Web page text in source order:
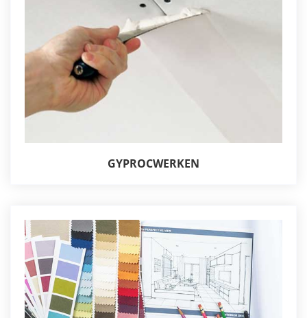
GYPROCWERKEN